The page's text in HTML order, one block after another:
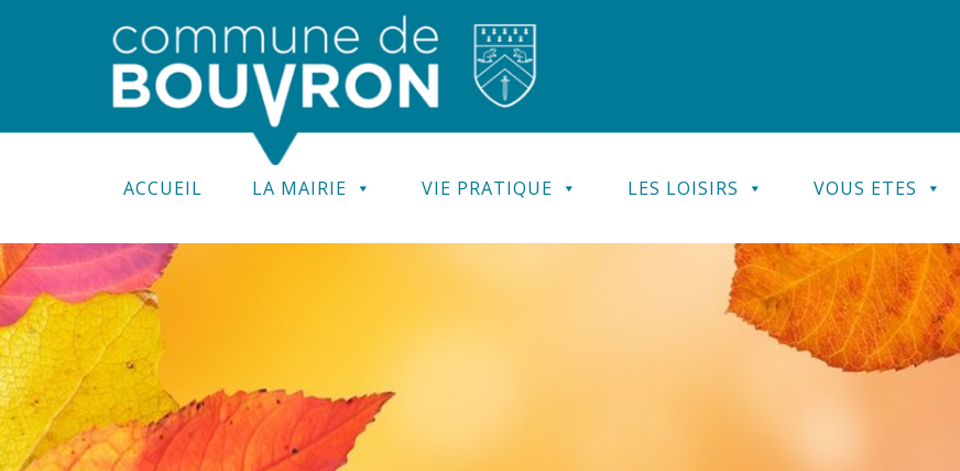
ACCUEIL LA MAIRIE VIE PRATIQUE LES LOISIRS VOUS ETES